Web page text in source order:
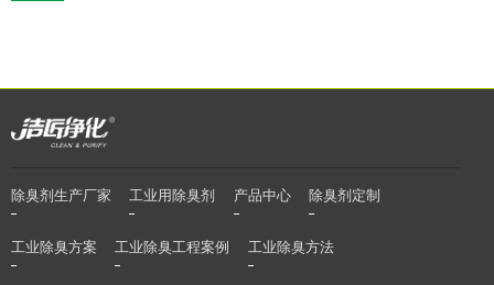
除臭剂生产厂家 工业用除臭剂 产品中心 除臭剂定制
工业除臭方案 工业除臭工程案例 工业除臭方法